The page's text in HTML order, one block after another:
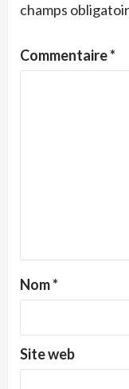
champs
Commentaire*
Nom*
Site web